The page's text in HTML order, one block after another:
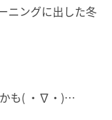
ニングに出した冬
も( ・∇・)…